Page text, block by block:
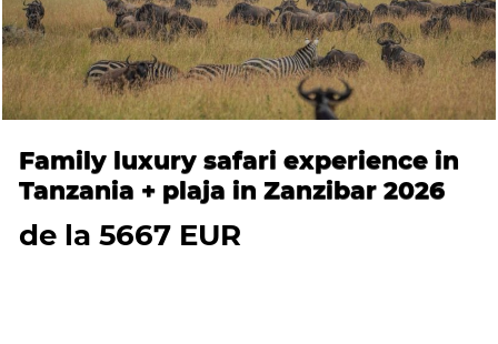
Family luxury safari experience in
Tanzania + plaja in Zanzibar 2026
de la 5667 EUR